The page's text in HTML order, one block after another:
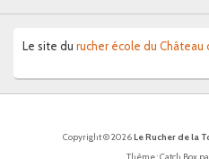
Le site du rucher école du Château
Copyright © 2026Le Rucher de la